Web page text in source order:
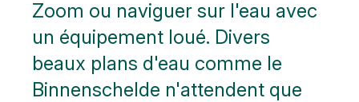
Zoom ou naviguer sur l'eau avec
un équipement loué. Divers
beaux plans d'eau comme le
Binnenschelde n'attendent que